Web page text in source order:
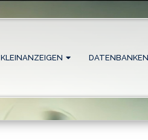
KLEINANZEIGEN DATENBANKEN